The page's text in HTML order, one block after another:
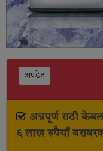
अपडेट
अन्नपूर्ण राठी केबल
६ लाख रुपैयाँ